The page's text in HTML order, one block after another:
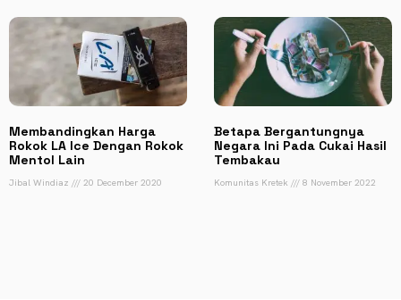
Membandingkan Harga
Rokok LA Ice Dengan Rokok
Mentol Lain
Jibal Windiaz 20 December 2020
Betapa Bergantungnya
Negara Ini Pada Cukai Hasil
Tembakau
Komunitas Kretek 8 November 2022